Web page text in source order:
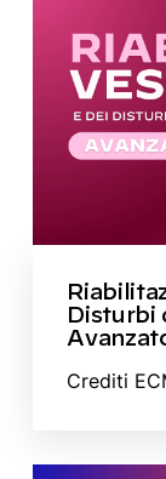
Disturbi
Crediti